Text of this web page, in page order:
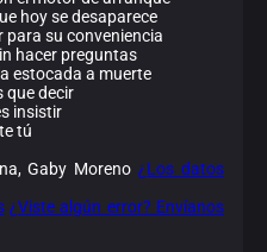
hoy se desaparece
para su conveniencia
hacer preguntas
estocada a muerte
que decir
insistir
tú
Gaby Moreno¿Los datos
¿Viste algún error? Envíanos